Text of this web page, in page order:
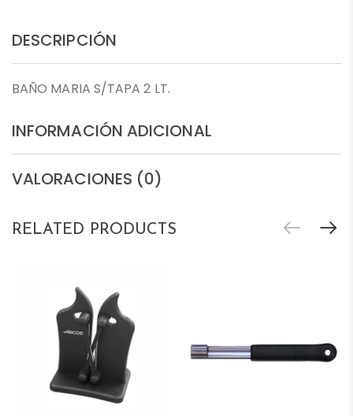
DESCRIPCIÓN
BAÑO MARIA S/TAPA 2 LT.
INFORMACIÓN ADICIONAL
VALORACIONES (0)
RELATED PRODUCTS